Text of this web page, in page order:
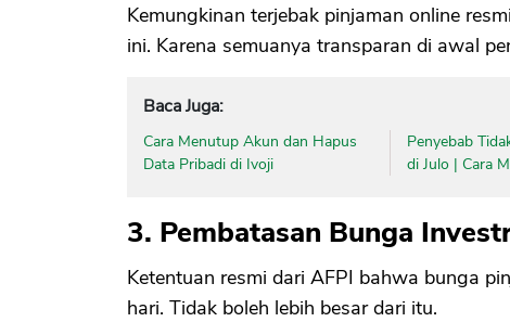
Kemungkinan terjebak pinjaman online
ini. Karena semuanya transparan di awal
Baca Juga:
Cara Menutup Akun dan Hapus
Data Pribadi di Ivoji
Penyebab
di Julo | Cara
3. Pembatasan Bunga
Ketentuan resmi dari AFPI bahwa bunga
hari. Tidak boleh lebih besar dari itu.